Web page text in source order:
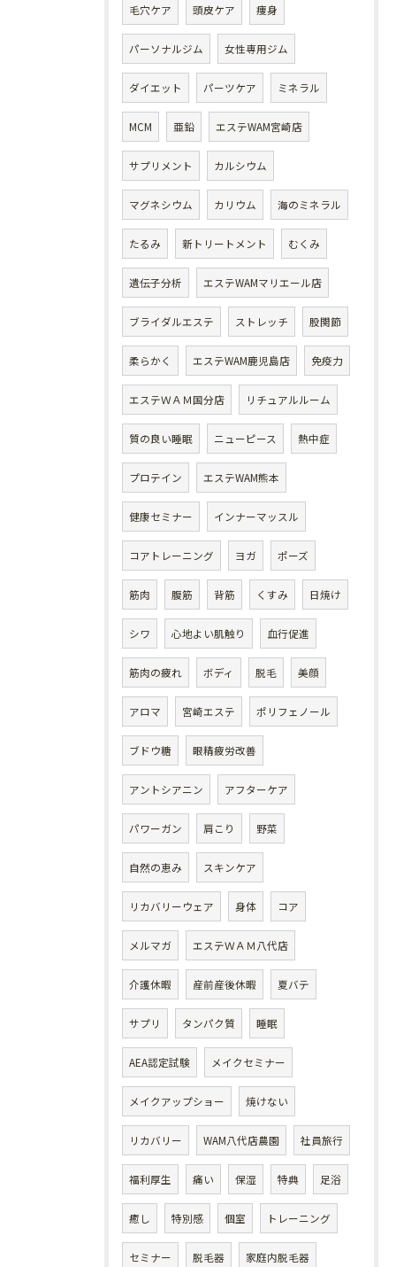
毛穴ケア 頭皮ケア 痩身
パーソナルジム 女性専用ジム
ダイエット パーツケア ミネラル
MCM 亜鉛 エステWAM宮崎店
サプリメント カルシウム
マグネシウム カリウム 海のミネラル
たるみ 新トリートメント むくみ
遺伝子分析 エステWAMマリエール店
ブライダルエステ ストレッチ 股関節
柔らかく エステWAM鹿児島店 免疫力
エステＷＡＭ国分店 リチュアルルーム
質の良い睡眠 ニューピース 熱中症
プロテイン エステWAM熊本
健康セミナー インナーマッスル
コアトレーニング ヨガ ポーズ
筋肉 腹筋 背筋 くすみ 日焼け
シワ 心地よい肌触り 血行促進
筋肉の疲れ ボディ 脱毛 美顔
アロマ 宮崎エステ ポリフェノール
ブドウ糖 眼精疲労改善
アントシアニン アフターケア
パワーガン 肩こり 野菜
自然の恵み スキンケア
リカバリーウェア 身体 コア
メルマガ エステＷＡＭ八代店
介護休暇 産前産後休暇 夏バテ
サプリ タンパク質 睡眠
AEA認定試験 メイクセミナー
メイクアップショー 焼けない
リカバリー WAM八代店農園 社員旅行
福利厚生 痛い 保湿 特典 足浴
癒し 特別感 個室 トレーニング
セミナー 脱毛器 家庭内脱毛器